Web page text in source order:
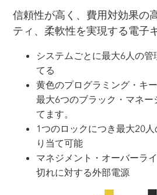
信頼性が高く、費用対効果の
ティ、柔軟性を実現する電子
システムごとに最大6人の
てる
黄色のプログラミング・キ
最大6つのブラック・マネー
てます。
1つのロックにつき最大20
り当て可能
マネジメント・オーバーラ
切れに対する外部電源